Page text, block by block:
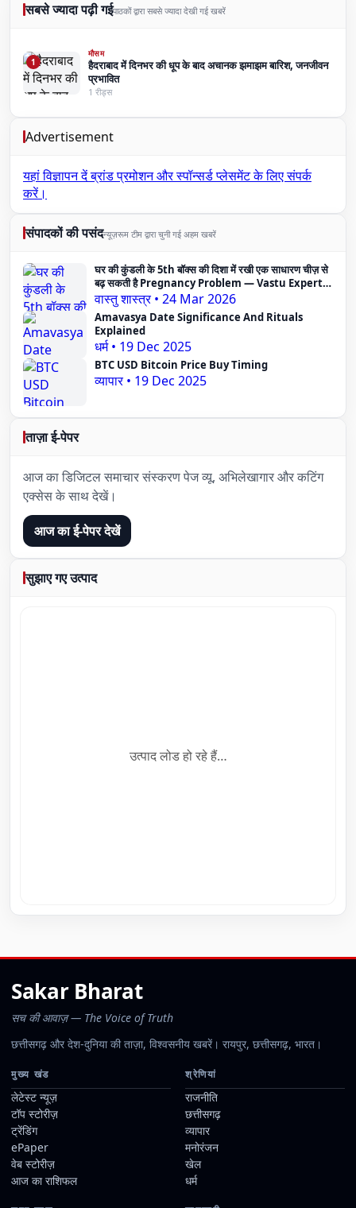
सबसे ज्यादा पढ़ी गईपाठकों द्वारा सबसे ज्यादा देखी गई खबरें
1
मौसम
हैदराबाद में दिनभर की धूप के बाद अचानक झमाझम बारिश, जनजीवन
प्रभावित
1 रीड्स
Advertisement
यहां विज्ञापन देंब्रांड प्रमोशन और स्पॉन्सर्ड प्लेसमेंट के लिए संपर्क
करें।
संपादकों की पसंदन्यूज़रूम टीम द्वारा चुनी गई अहम खबरें
घर की कुंडली के 5th बॉक्स की दिशा में रखी एक साधारण चीज़ से
बढ़ सकती है Pregnancy Problem — Vastu Expert
का दावा
वास्तु शास्त्र • 24 Mar 2026
Amavasya Date Significance And Rituals
Explained
धर्म • 19 Dec 2025
BTC USD Bitcoin Price Buy Timing
व्यापार • 19 Dec 2025
ताज़ा ई-पेपर
आज का डिजिटल समाचार संस्करण पेज व्यू, अभिलेखागार और कटिंग
एक्सेस के साथ देखें।
आज का ई-पेपर देखें
सुझाए गए उत्पाद
उत्पाद लोड हो रहे हैं…
Sakar Bharat
सच की आवाज़ — The Voice of Truth
छत्तीसगढ़ और देश-दुनिया की ताज़ा, विश्वसनीय खबरें। रायपुर, छत्तीसगढ़, भारत।
मुख्य खंड
लेटेस्ट न्यूज़
टॉप स्टोरीज़
ट्रेंडिंग
ePaper
वेब स्टोरीज़
आज का राशिफल
श्रेणियां
राजनीति
छत्तीसगढ़
व्यापार
मनोरंजन
खेल
धर्म